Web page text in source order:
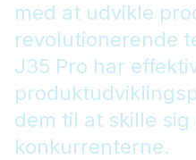
med at udvikle
revolutionerende
J35 Pro har
dem til at skille sig
konkurrenterne.